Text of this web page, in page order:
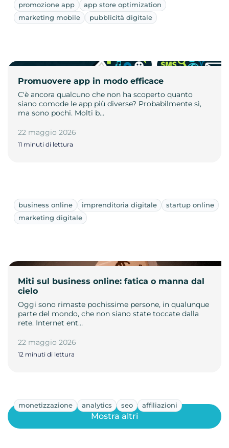
promozione app
app store optimization
marketing mobile
pubblicità digitale
Promuovere app in modo efficace
C'è ancora qualcuno che non ha scoperto quanto
siano comode le app più diverse? Probabilmente sì,
ma sono pochi. Molti b…
22 maggio 2026
11 minuti di lettura
business online imprenditoria digitale
startup online
marketing digitale
Miti sul business online: fatica o manna dal
cielo
Oggi sono rimaste pochissime persone, in qualunque
parte del mondo, che non siano state toccate dalla
rete. Internet ent…
22 maggio 2026
12 minuti di lettura
monetizzazione analytics seo affiliazioni
Mostra altri